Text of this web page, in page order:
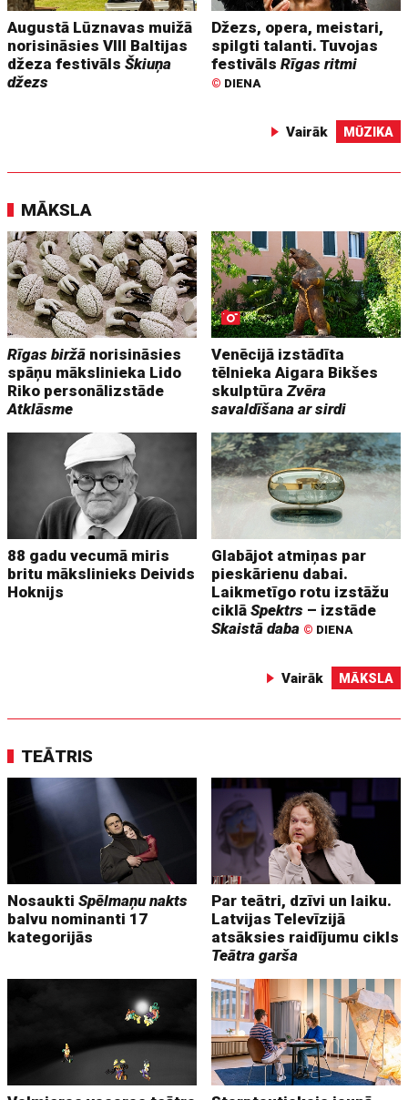
Augustā Lūznavas muižā
norisināsies VIII Baltijas
džeza festivālsŠkiuņa
džezs
Džezs, opera, meistari,
spilgti talanti. Tuvojas
festivālsRīgas ritmi
© DIENA
Vairāk MŪZIKA
MĀKSLA
Rīgas biržā norisināsies
spāņu mākslinieka Lido
Riko personālizstāde
Atklāsme
Venēcijā izstādīta
tēlnieka Aigara Bikšes
skulptūraZvēra
savaldīšana ar sirdi
88 gadu vecumā miris
britu mākslinieks Deivids
Hoknijs
Glabājot atmiņas par
pieskārienu dabai.
Laikmetīgo rotu izstāžu
ciklāSpektrs – izstāde
Skaistā daba © DIENA
Vairāk MĀKSLA
TEĀTRIS
NosauktiSpēlmaņu nakts
balvu nominanti 17
kategorijās
Par teātri, dzīvi un laiku.
Latvijas Televīzijā
atsāksies raidījumu cikls
Teātra garša